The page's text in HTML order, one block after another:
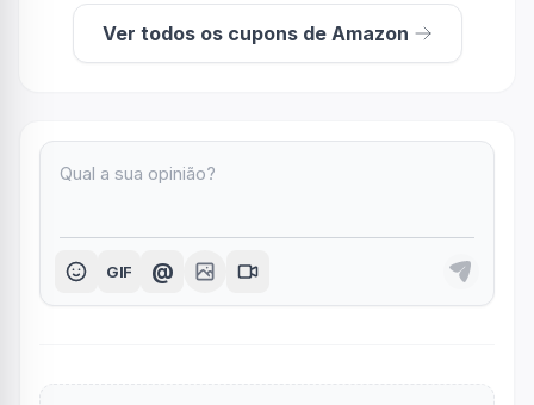
Ver todos os cupons de Amazon
GIF @